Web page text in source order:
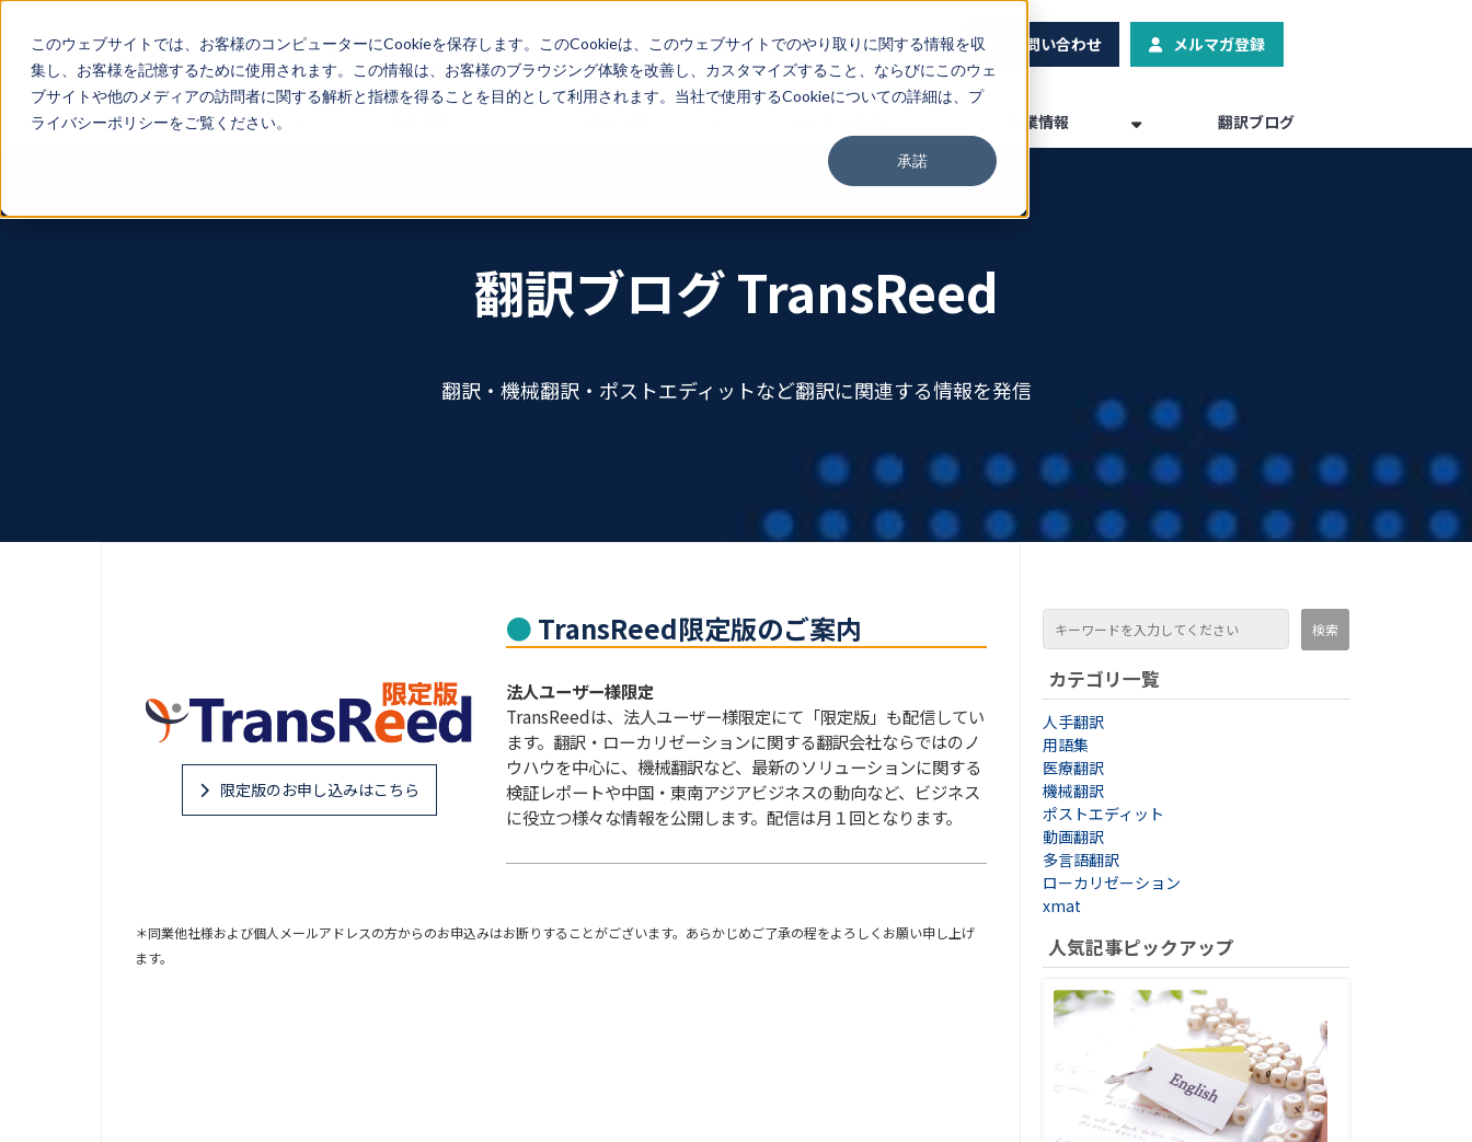
このウェブサイトでは、お客様のコンピューターにCookieを保存します。このCookieは、このウェブサイトでのやり取りに関する情報を収
集し、お客様を記憶するために使用されます。この情報は、お客様のブラウジング体験を改善し、カスタマイズすること、ならびにこのウェ
ブサイトや他のメディアの訪問者に関する解析と指標を得ることを目的として利用されます。当社で使用するCookieについての詳細は、プ
ライバシーポリシーをご覧ください。
承諾
03-3267-0270 EN お問い合わせ メルマガ登録
サービス 企業情報 翻訳ブログ
翻訳ブログ TransReed
翻訳・機械翻訳・ポストエディットなど翻訳に関連する情報を発信
限定版のお申し込みはこちら
TransReed限定版のご案内
法人ユーザー様限定
TransReedは、法人ユーザー様限定にて「限定版」も配信してい
ます。翻訳・ローカリゼーションに関する翻訳会社ならではのノ
ウハウを中心に、機械翻訳など、最新のソリューションに関する
検証レポートや中国・東南アジアビジネスの動向など、ビジネス
に役立つ様々な情報を公開します。配信は月１回となります。
＊同業他社様および個人メールアドレスの方からのお申込みはお断りすることがございます。あらかじめご了承の程をよろしくお願い申し上げ
ます。
カテゴリ一覧
人手翻訳
用語集
医療翻訳
機械翻訳
ポストエディット
動画翻訳
多言語翻訳
ローカリゼーション
xmat
人気記事ピックアップ